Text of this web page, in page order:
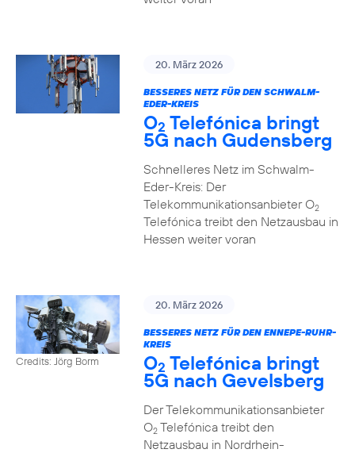
20. März 2026
BESSERES NETZ FÜR DEN SCHWALM-
EDER-KREIS
O2 Telefónica bringt
5G nach Gudensberg
Schnelleres Netz im Schwalm-
Eder-Kreis: Der
Telekommunikationsanbieter O2
Telefónica treibt den Netzausbau in
Hessen weiter voran
Credits: Jörg Borm
20. März 2026
BESSERES NETZ FÜR DEN ENNEPE-RUHR-
KREIS
O2 Telefónica bringt
5G nach Gevelsberg
Der Telekommunikationsanbieter
O2Telefónica treibt den
Netzausbau in Nordrhein-